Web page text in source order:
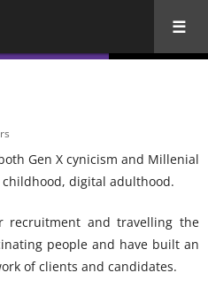
Gen X cynicism and Millenial
digital adulthood.
recruitment and travelling the
people and have built an
of clients and candidates.